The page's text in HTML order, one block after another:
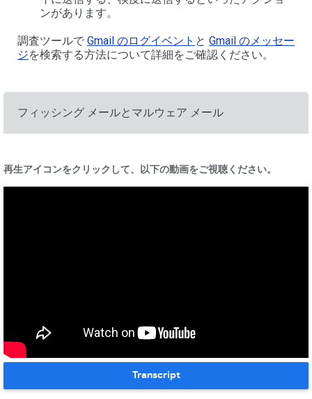
ンがあります。
調査ツールで Gmail のログイベント と Gmail のメッセー
ジを検索する方法について詳細をご確認ください。
フィッシング メールとマルウェア メール
再生アイコンをクリックして、以下の動画をご視聴ください。
Transcript